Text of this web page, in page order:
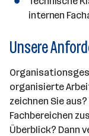
internen
Unsere
organisierte
zeichnen Sie
Fachbereichen
Überblick? Dann